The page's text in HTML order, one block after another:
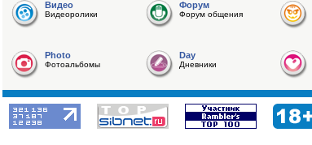
Видео
Видеоролики
Форум
Форум общения
Photo
Фотоальбомы
Day
Дневники